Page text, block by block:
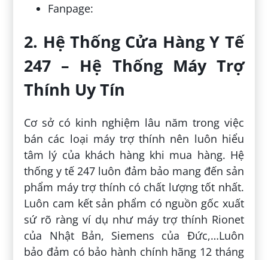
Fanpage:
2. Hệ Thống Cửa Hàng Y Tế
247 – Hệ Thống Máy Trợ
Thính Uy Tín
Cơ sở có kinh nghiệm lâu năm trong việc
bán các loại máy trợ thính nên luôn hiểu
tâm lý của khách hàng khi mua hàng. Hệ
thống y tế 247 luôn đảm bảo mang đến sản
phẩm máy trợ thính có chất lượng tốt nhất.
Luôn cam kết sản phẩm có nguồn gốc xuất
sứ rõ ràng ví dụ như máy trợ thính Rionet
của Nhật Bản, Siemens của Đức,…Luôn
bảo đảm có bảo hành chính hãng 12 tháng